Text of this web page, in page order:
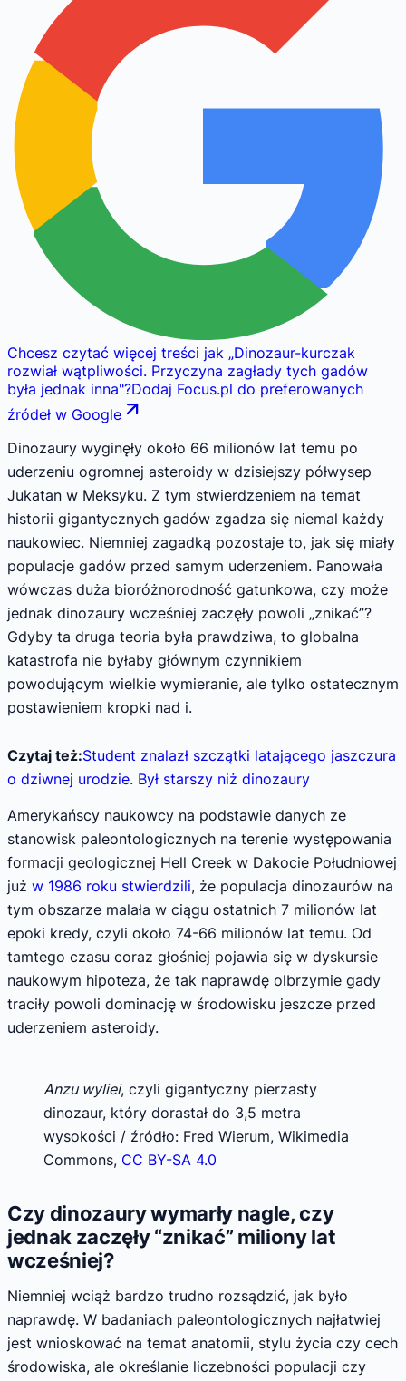
Chcesz czytać więcej treści jak „Dinozaur-kurczak
rozwiał wątpliwości. Przyczyna zagłady tych gadów
była jednak inna"?Dodaj Focus.pl do preferowanych
źródeł w Google
Dinozaury wyginęły około 66 milionów lat temu po
uderzeniu ogromnej asteroidy w dzisiejszy półwysep
Jukatan w Meksyku. Z tym stwierdzeniem na temat
historii gigantycznych gadów zgadza się niemal każdy
naukowiec. Niemniej zagadką pozostaje to, jak się miały
populacje gadów przed samym uderzeniem. Panowała
wówczas duża bioróżnorodność gatunkowa, czy może
jednak dinozaury wcześniej zaczęły powoli „znikać”?
Gdyby ta druga teoria była prawdziwa, to globalna
katastrofa nie byłaby głównym czynnikiem
powodującym wielkie wymieranie, ale tylko ostatecznym
postawieniem kropki nad i.
Czytaj też:Student znalazł szczątki latającego jaszczura
o dziwnej urodzie. Był starszy niż dinozaury
Amerykańscy naukowcy na podstawie danych ze
stanowisk paleontologicznych na terenie występowania
formacji geologicznej Hell Creek w Dakocie Południowej
już w 1986 roku stwierdzili, że populacja dinozaurów na
tym obszarze malała w ciągu ostatnich 7 milionów lat
epoki kredy, czyli około 74-66 milionów lat temu. Od
tamtego czasu coraz głośniej pojawia się w dyskursie
naukowym hipoteza, że tak naprawdę olbrzymie gady
traciły powoli dominację w środowisku jeszcze przed
uderzeniem asteroidy.
Anzu wyliei, czyli gigantyczny pierzasty
dinozaur, który dorastał do 3,5 metra
wysokości / źródło: Fred Wierum, Wikimedia
Commons, CC BY-SA 4.0
Czy dinozaury wymarły nagle, czy
jednak zaczęły “znikać” miliony lat
wcześniej?
Niemniej wciąż bardzo trudno rozsądzić, jak było
naprawdę. W badaniach paleontologicznych najłatwiej
jest wnioskować na temat anatomii, stylu życia czy cech
środowiska, ale określanie liczebności populacji czy